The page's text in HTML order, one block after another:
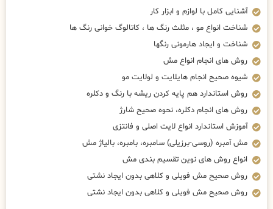
آشنایی کامل با لوازم و ابزار کار
شناخت انواع مو ، مثلث رنگ ها ، کاتالوگ خوانی رنگ ها
شناخت و ایجاد هارمونی رنگها
روش های انجام انواع مش
شیوه صحیح انجام هایلایت و لولایت مو
روش استاندارد هم پایه کردن ریشه با رنگ و دکلره
روش های انجام دکلره، نحوه صحیح شارژ
آموزش استاندارد انواع لایت اصلی و فانتزی
مش آمبره (روسی-برزیلی) سامبره، بامبره، بالیاژ مش
انواع روش های نوین تقسیم بندی مش
روش صحیح مش فویلی و کلاهی بدون ایجاد نشتی
روش صحیح مش فویلی و کلاهی بدون ایجاد نشتی